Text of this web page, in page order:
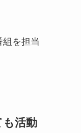
を担当
活動